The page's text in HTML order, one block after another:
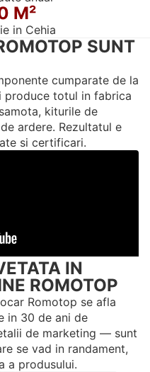
M²
in Cehia
SUNT
cumparate de la
produce totul in fabrica
kiturile de
ardere. Rezultatul e
si certificari.
IN
ROMOTOP
Romotop se afla
in 30 de ani de
de marketing — sunt
se vad in randament,
a produsului.